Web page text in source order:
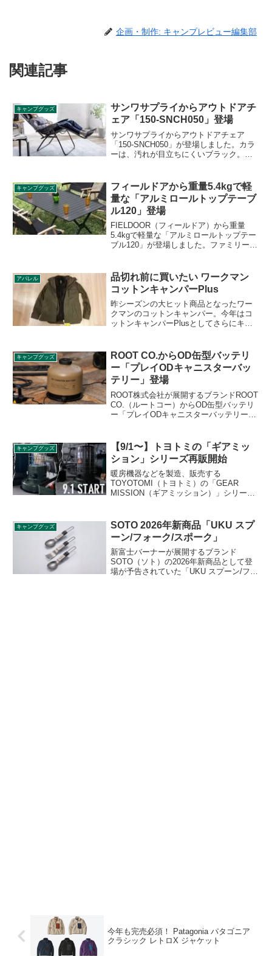
企画・制作: キャンプレビュー編集部
関連記事
キャンプグッズ
サンワサプライからアウトドアチ
ェア「150-SNCH050」登場
サンワサプライからアウトドアチェア
「150-SNCH050」が登場しました。カラ
ーは、汚れが目立ちにくいブラック。無
です。詳細をレビューします。
キャンプグッズ
フィールドアから重量5.4kgで軽
量な「アルミロールトップテーブ
ル120」登場
FIELDOOR（フィールドア）から重量
5.4kgで軽量な「アルミロールトップテー
ブル120」が登場しました。ファミリーで
く軽量さを実現しています。詳細をレビ
ューします。
アパレル
品切れ前に買いたい ワークマン
コットンキャンパーPlus
昨シーズンの大ヒット商品となったワー
クマンのコットンキャンパー。今年はコ
ットンキャンパーPlusとしてさらにキャ
庫があるものの、人気商品であるため品
切れになる可能性が高そうです。詳細を
レビューします。
キャンプグッズ
ROOT CO.からOD缶型バッテリ
ー「プレイODキャニスターバッ
テリー」登場
ROOT株式会社が展開するブランドROOT
CO.（ルートコー）からOD缶型バッテリ
ー「プレイODキャニスターバッテリー」
ーで、クラウドファンディングでの販売
を経て一般販売が開始されました。詳細
をレビューします。
キャンプグッズ
【9/1〜】トヨトミの「ギアミッ
ション」シリーズ再販開始
暖房機器などを製造、販売する
TOYOTOMI（トヨトミ）の「GEAR
MISSION（ギアミッション）」シリーズ
アイテムを手に入れるチャンスです。詳
細をレビューします。
キャンプグッズ
SOTO 2026年新商品「UKU スプ
ーン/フォーク/スポーク」
新富士バーナーが展開するブランド
SOTO（ソト）の2026年新商品として登
場が予告されていた「UKU スプーン/フォ
今年も完売必須！ Patagonia パタゴニア
クラシック レトロX ジャケット